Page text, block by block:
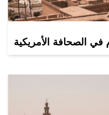
في الصحافة الأمريكية